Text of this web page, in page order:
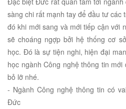
sàng chi rất mạnh tay để đầu tư các
đó khi mới sang và mới tiếp cận với
sẽ choáng ngợp bởi hệ thống cơ
học. Đó là sự tiện nghi, hiện đại
học ngành Công nghệ thông tin
bỏ lỡ nhé.
- Ngành Công nghệ thông tin có
Đức